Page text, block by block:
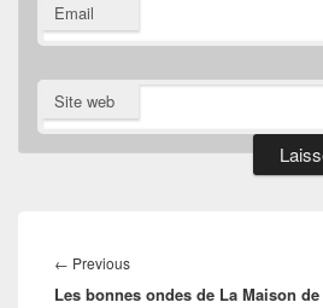
Email
Site web
de
l’article
← PreviousPrevious
post:
Les bonnes ondes de La Maison